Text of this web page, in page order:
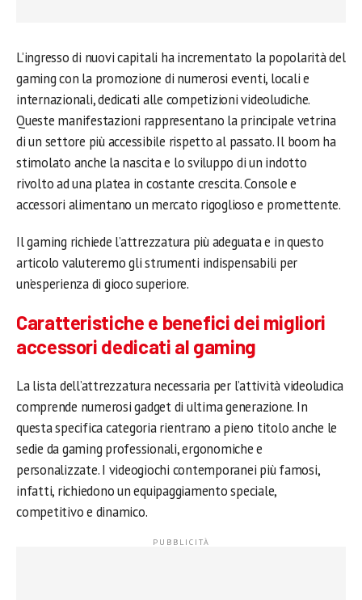
L’ingresso di nuovi capitali ha incrementato la popolarità del
gaming con la promozione di numerosi eventi, locali e
internazionali, dedicati alle competizioni videoludiche.
Queste manifestazioni rappresentano la principale vetrina
di un settore più accessibile rispetto al passato. Il boom ha
stimolato anche la nascita e lo sviluppo di un indotto
rivolto ad una platea in costante crescita. Console e
accessori alimentano un mercato rigoglioso e promettente.
Il gaming richiede l’attrezzatura più adeguata e in questo
articolo valuteremo gli strumenti indispensabili per
un’esperienza di gioco superiore.
Caratteristiche e benefici dei migliori
accessori dedicati al gaming
La lista dell’attrezzatura necessaria per l’attività videoludica
comprende numerosi gadget di ultima generazione. In
questa specifica categoria rientrano a pieno titolo anche le
sedie da gaming professionali, ergonomiche e
personalizzate. I videogiochi contemporanei più famosi,
infatti, richiedono un equipaggiamento speciale,
competitivo e dinamico.